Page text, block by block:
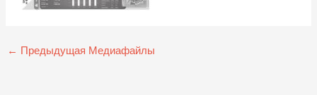
← Предыдущая Медиафайлы